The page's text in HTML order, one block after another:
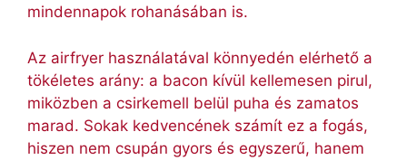
mindennapok rohanásában is.
Az airfryer használatával könnyedén elérhető a
tökéletes arány: a bacon kívül kellemesen pirul,
miközben a csirkemell belül puha és zamatos
marad. Sokak kedvencének számít ez a fogás,
hiszen nem csupán gyors és egyszerű, hanem